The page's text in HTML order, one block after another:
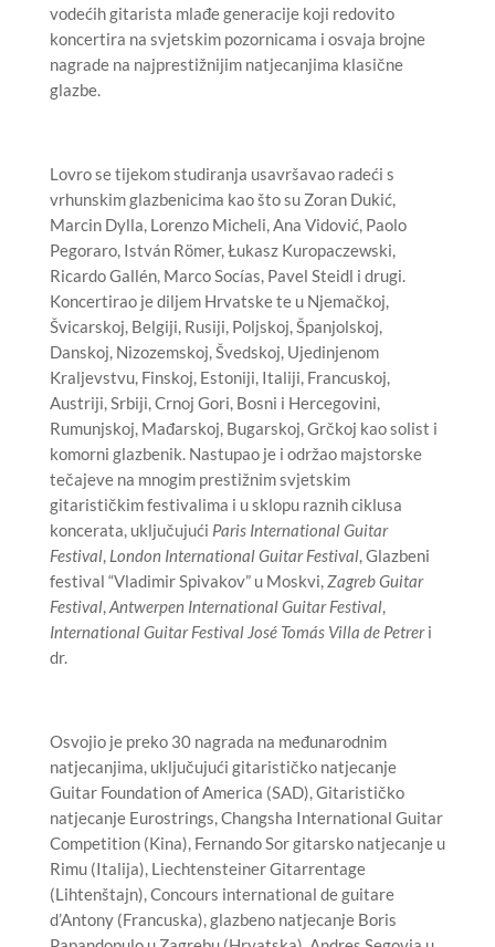
vodećih gitarista mlađe generacije koji redovito
koncertira na svjetskim pozornicama i osvaja brojne
nagrade na najprestižnijim natjecanjima klasične
glazbe.
Lovro se tijekom studiranja usavršavao radeći s
vrhunskim glazbenicima kao što su Zoran Dukić,
Marcin Dylla, Lorenzo Micheli, Ana Vidović, Paolo
Pegoraro, István Römer, Łukasz Kuropaczewski,
Ricardo Gallén, Marco Socías, Pavel Steidl i drugi.
Koncertirao je diljem Hrvatske te u Njemačkoj,
Švicarskoj, Belgiji, Rusiji, Poljskoj, Španjolskoj,
Danskoj, Nizozemskoj, Švedskoj, Ujedinjenom
Kraljevstvu, Finskoj, Estoniji, Italiji, Francuskoj,
Austriji, Srbiji, Crnoj Gori, Bosni i Hercegovini,
Rumunjskoj, Mađarskoj, Bugarskoj, Grčkoj kao solist i
komorni glazbenik. Nastupao je i održao majstorske
tečajeve na mnogim prestižnim svjetskim
gitarističkim festivalima i u sklopu raznih ciklusa
koncerata, uključujući Paris International Guitar
Festival,London International Guitar Festival, Glazbeni
festival “Vladimir Spivakov” u Moskvi,Zagreb Guitar
Festival,Antwerpen International Guitar Festival,
International Guitar Festival José Tomás Villa de Petreri
dr.
Osvojio je preko 30 nagrada na međunarodnim
natjecanjima, uključujući gitarističko natjecanje
Guitar Foundation of America (SAD), Gitarističko
natjecanje Eurostrings, Changsha International Guitar
Competition (Kina), Fernando Sor gitarsko natjecanje u
Rimu (Italija), Liechtensteiner Gitarrentage
(Lihtenštajn), Concours international de guitare
d’Antony (Francuska), glazbeno natjecanje Boris